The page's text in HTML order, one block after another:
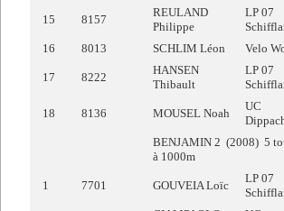
15 8157
REULAND
Philippe
LP 07
16
8013 SCHLIM Léon Velo
17 8222
HANSEN
Thibault
LP 07
18 8136 MOUSEL Noah
UC
BENJAMIN 2 (2008) 5
à 1000m
1 7701 GOUVEIA Loïc
LP 07